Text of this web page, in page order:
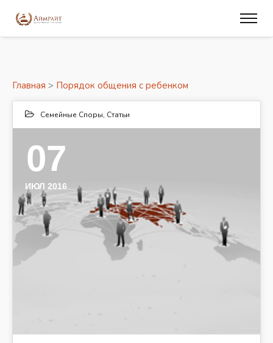
Главная > Порядок общения с ребенком
Семейные Споры, Статьи
07
ИЮЛ 2016